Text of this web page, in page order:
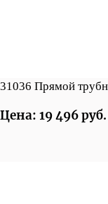
31036 Прямой
Цена: 19 496 руб.